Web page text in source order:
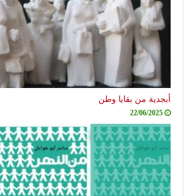
أبجدية من بقايا وطن
22/06/2025